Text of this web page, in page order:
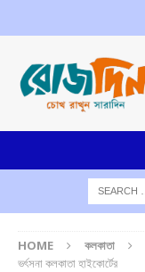
HOME কলকাতা
ভর্ৎসনা কলকাতা হাইকোর্টের